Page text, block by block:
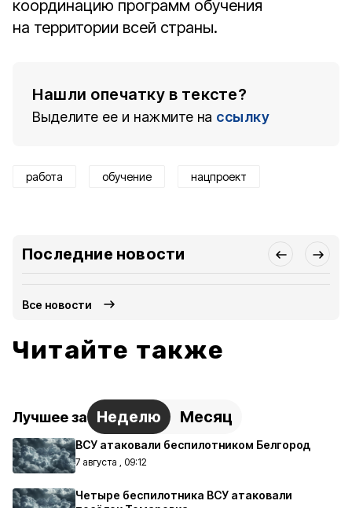
координацию программ обучения
на территории всей страны.
Нашли опечатку в тексте?
Выделите ее и нажмите на ссылку
работа обучение нацпроект
Последние новости
Все новости
Читайте также
Лучшее за Неделю Месяц
ВСУ атаковали беспилотником Белгород
7 августа , 09:12
Четыре беспилотника ВСУ атаковали